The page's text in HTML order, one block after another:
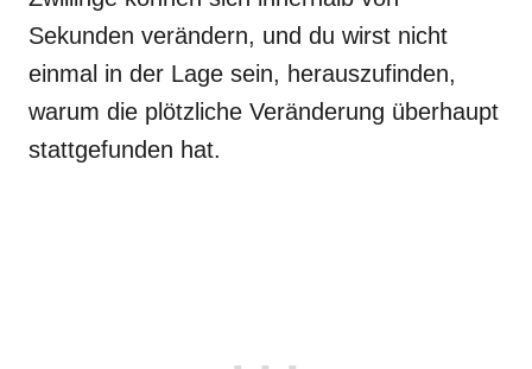
Sekunden verändern, und du wirst nicht
einmal in der Lage sein, herauszufinden,
warum die plötzliche Veränderung überhaupt
stattgefunden hat.